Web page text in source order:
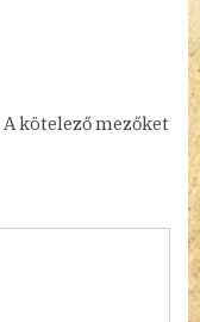
A kötelező mezőket